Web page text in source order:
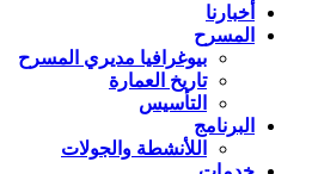
أخبارنا
المسرح
بيوغرافيا مديري المسرح
تاريخ العمارة
التأسيس
البرنامج
اللأنشطة والجولات